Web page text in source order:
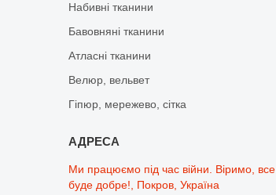
Набивні тканини
Бавовняні тканини
Атласні тканини
Велюр, вельвет
Гіпюр, мережево, сітка
Ми працюємо під час війни. Віримо, все
буде добре!, Покров, Україна